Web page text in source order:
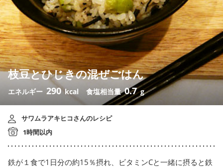
枝豆とひじきの混ぜごはん
エネルギー 290 kcal 食塩相当量0.7 g
サワムラアキヒコさんのレシピ
1時間以内
鉄が１食で1日分の約15％摂れ、ビタミンCと一緒に摂ると鉄